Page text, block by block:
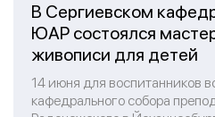
В Сергиевском
ЮАР состоялся
живописи для детей
14 июня для воспитанников
кафедрального собора